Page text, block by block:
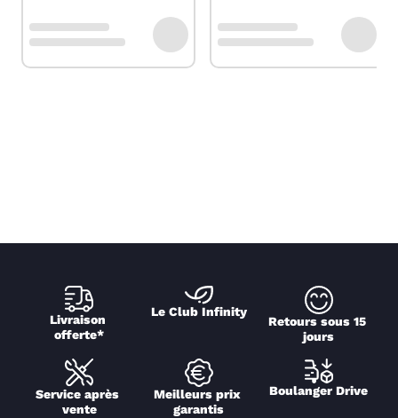
Livraison
offerte*
Le Club Infinity
Retours sous 15
jours
Service après
vente
Meilleurs prix
garantis
Boulanger Drive